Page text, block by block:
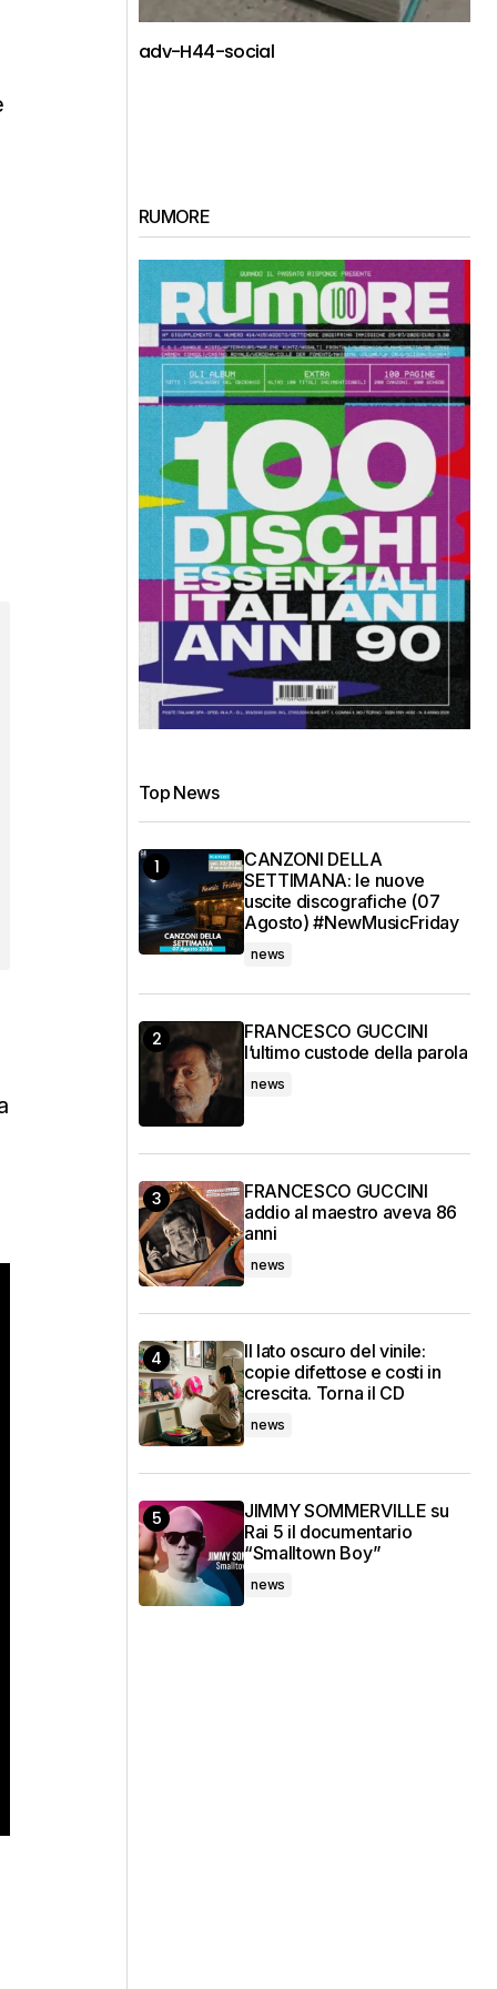
adv-H44-social
RUMORE
Top News
CANZONI DELLA
SETTIMANA: le nuove
uscite discografiche (07
Agosto) #NewMusicFriday
news
FRANCESCO GUCCINI
l’ultimo custode della parola
news
FRANCESCO GUCCINI
addio al maestro aveva 86
anni
news
Il lato oscuro del vinile:
copie difettose e costi in
crescita. Torna il CD
news
JIMMY SOMMERVILLE su
Rai 5 il documentario
“Smalltown Boy”
news